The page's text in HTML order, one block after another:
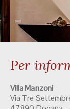
Per
Villa Manzoni
Via Tre